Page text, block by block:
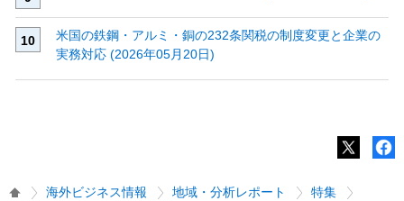
米国の鉄鋼・アルミ・銅の232条関税の制度変更と企業の
実務対応 (2026年05月20日)
海外ビジネス情報 地域・分析レポート
特集